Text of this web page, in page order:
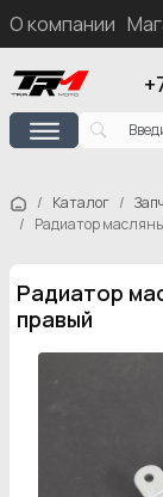
О компании
Каталог
Радиатор
Радиатор
правый